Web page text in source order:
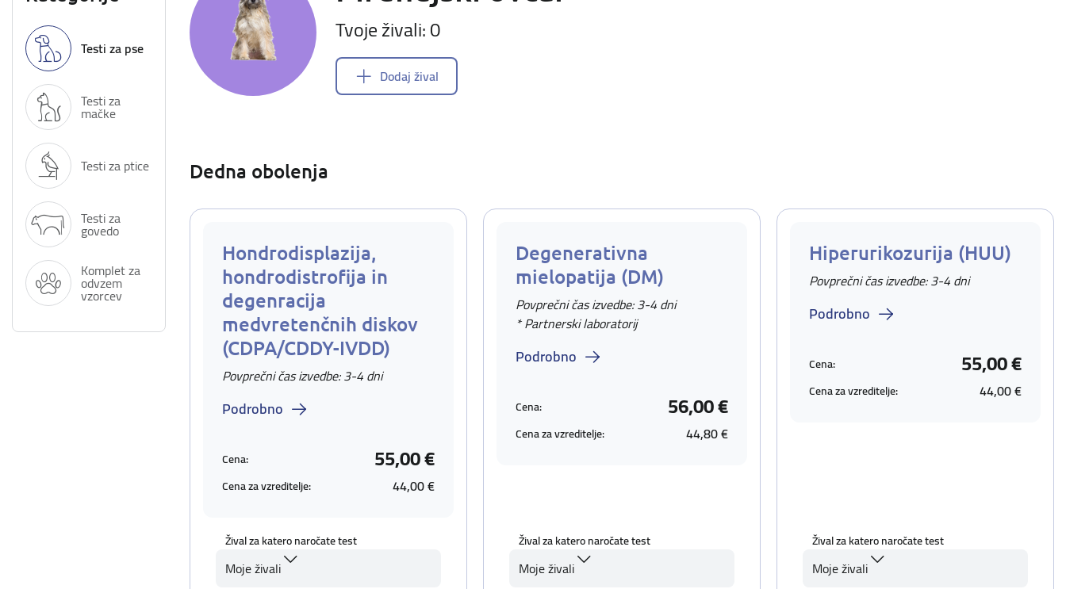
Testi za pse
Testi za
mačke
Testi za ptice
Testi za
govedo
Komplet za
odvzem
vzorcev
Tvoje živali: 0
Dodaj žival
Dedna obolenja
Hondrodisplazija,
hondrodistrofija in
degenracija
medvretenčnih diskov
(CDPA/CDDY-IVDD)
Povprečni čas izvedbe: 3-4 dni
Podrobno
Cena: 55,00 €
Cena za vzreditelje: 44,00 €
Žival za katero naročate test
Moje živali
Degenerativna
mielopatija (DM)
Povprečni čas izvedbe: 3-4 dni
* Partnerski laboratorij
Podrobno
Cena: 56,00 €
Cena za vzreditelje: 44,80 €
Žival za katero naročate test
Moje živali
Hiperurikozurija (HUU)
Povprečni čas izvedbe: 3-4 dni
Podrobno
Cena: 55,00 €
Cena za vzreditelje: 44,00 €
Žival za katero naročate test
Moje živali